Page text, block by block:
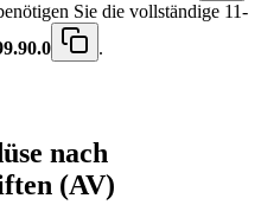
Sie die vollständige 11-
.
nach
(AV)